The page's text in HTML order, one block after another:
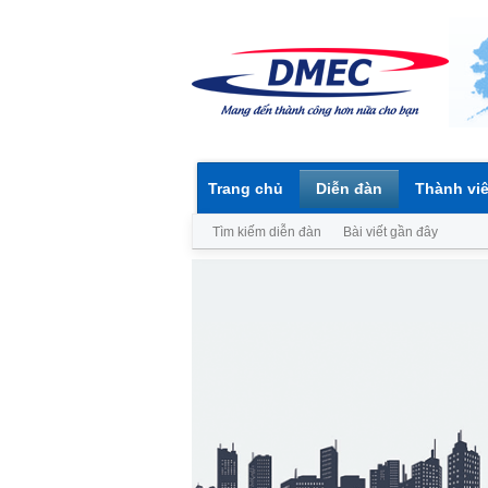
Trang chủ Diễn đàn
Tìm kiếm diễn đàn Bài viết gần đây
Thành